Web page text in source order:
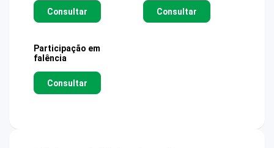
Consultar Consultar
Participação em
falência
Consultar